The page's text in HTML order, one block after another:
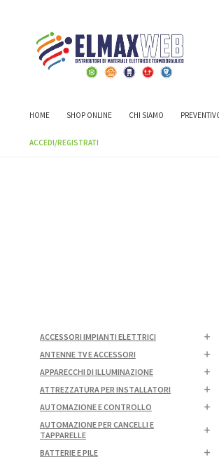
HOME SHOP ONLINE CHI SIAMO
ACCEDI/REGISTRATI
Home Shop CASSETTE E CENTRALINI
ACCESSORI IMPIANTI ELETTRICI
ANTENNE TV E ACCESSORI
APPARECCHI DI ILLUMINAZIONE
ATTREZZATURA PER INSTALLATORI
AUTOMAZIONE E CONTROLLO
AUTOMAZIONE PER CANCELLI E
TAPPARELLE
BATTERIE E PILE